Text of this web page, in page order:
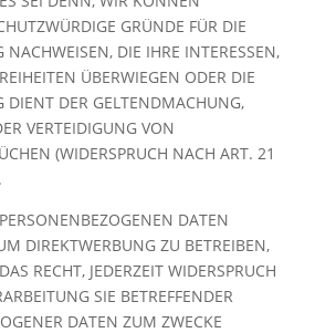
GRÜNDE FÜR DIE
NACHWEISEN, DIE IHRE INTERESSEN,
ÜBERWIEGEN ODER DIE
DIENT DER GELTENDMACHUNG,
VERTEIDIGUNG VON
(WIDERSPRUCH NACH ART. 21
DATEN
DIREKTWERBUNG ZU BETREIBEN,
RECHT, JEDERZEIT WIDERSPRUCH
SIE BETREFFENDER
DATEN ZUM ZWECKE